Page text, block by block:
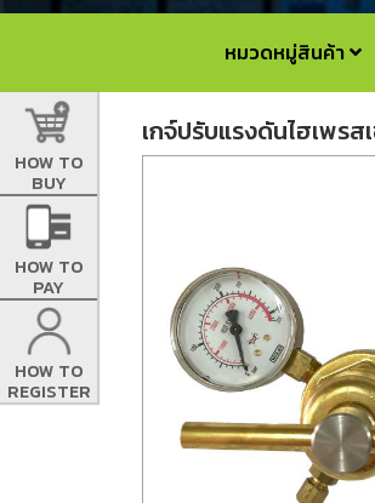
หมวดหมู่สินค้า
HOW TO
BUY
HOW TO
PAY
HOW TO
REGISTER
เกจ์ปรับแรงดันไฮเพรส